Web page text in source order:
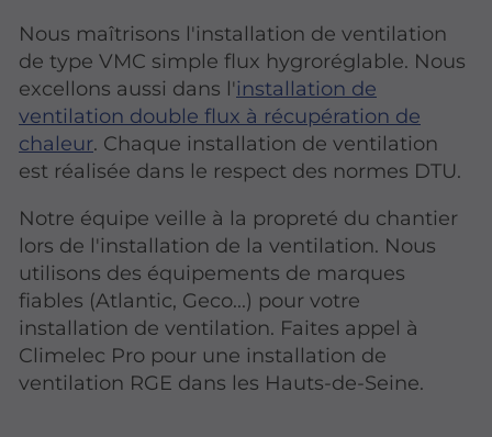
Nous maîtrisons l'installation de ventilation
de type VMC simple flux hygroréglable. Nous
excellons aussi dans l'installation de
ventilation double flux à récupération de
chaleur. Chaque installation de ventilation
est réalisée dans le respect des normes DTU.
Notre équipe veille à la propreté du chantier
lors de l'installation de la ventilation. Nous
utilisons des équipements de marques
fiables (Atlantic, Geco...) pour votre
installation de ventilation. Faites appel à
Climelec Pro pour une installation de
ventilation RGE dans les Hauts-de-Seine.